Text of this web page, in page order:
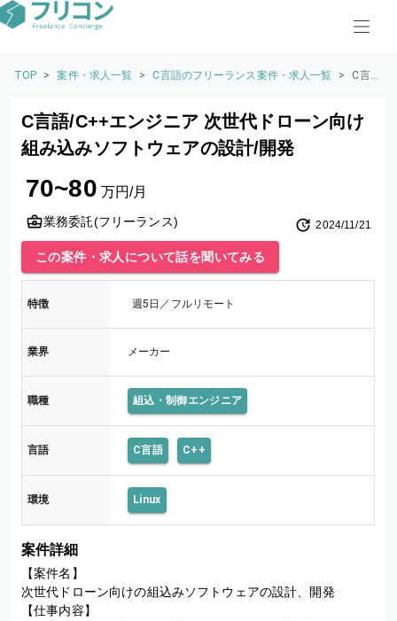
TOP > 案件・求人一覧 > C言語のフリーランス案件・求人一覧 >
C言
ンジ
け組
ウェ
開発
C言語/C++エンジニア 次世代ドローン向け
組み込みソフトウェアの設計/開発
70~80 万円/月
業務委託(フリーランス) 2024/11/21
この案件・求人について話を聞いてみる
特徴 週5日／フルリモート
業界 メーカー
職種 組込・制御エンジニア
言語 C言語 C++
環境 Linux
案件詳細
【案件名】
次世代ドローン向けの組込みソフトウェアの設計、開発
【仕事内容】